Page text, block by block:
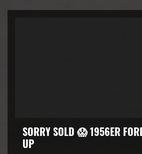
SORRY SOLD 😱 1956ER
UP